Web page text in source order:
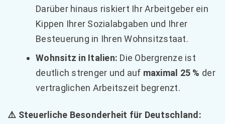
Darüber hinaus riskiert Ihr Arbeitgeber ein
Kippen Ihrer Sozialabgaben und Ihrer
Besteuerung in Ihren Wohnsitzstaat.
Wohnsitz in Italien: Die Obergrenze ist
deutlich strenger und auf maximal 25 % der
vertraglichen Arbeitszeit begrenzt.
⚠️ Steuerliche Besonderheit für Deutschland: